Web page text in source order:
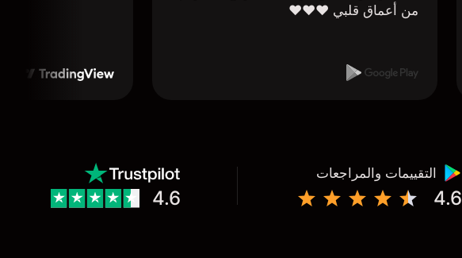
من أعماق قلبي ❤️❤️❤️
التقييمات والمراجعات
4.6
4.6